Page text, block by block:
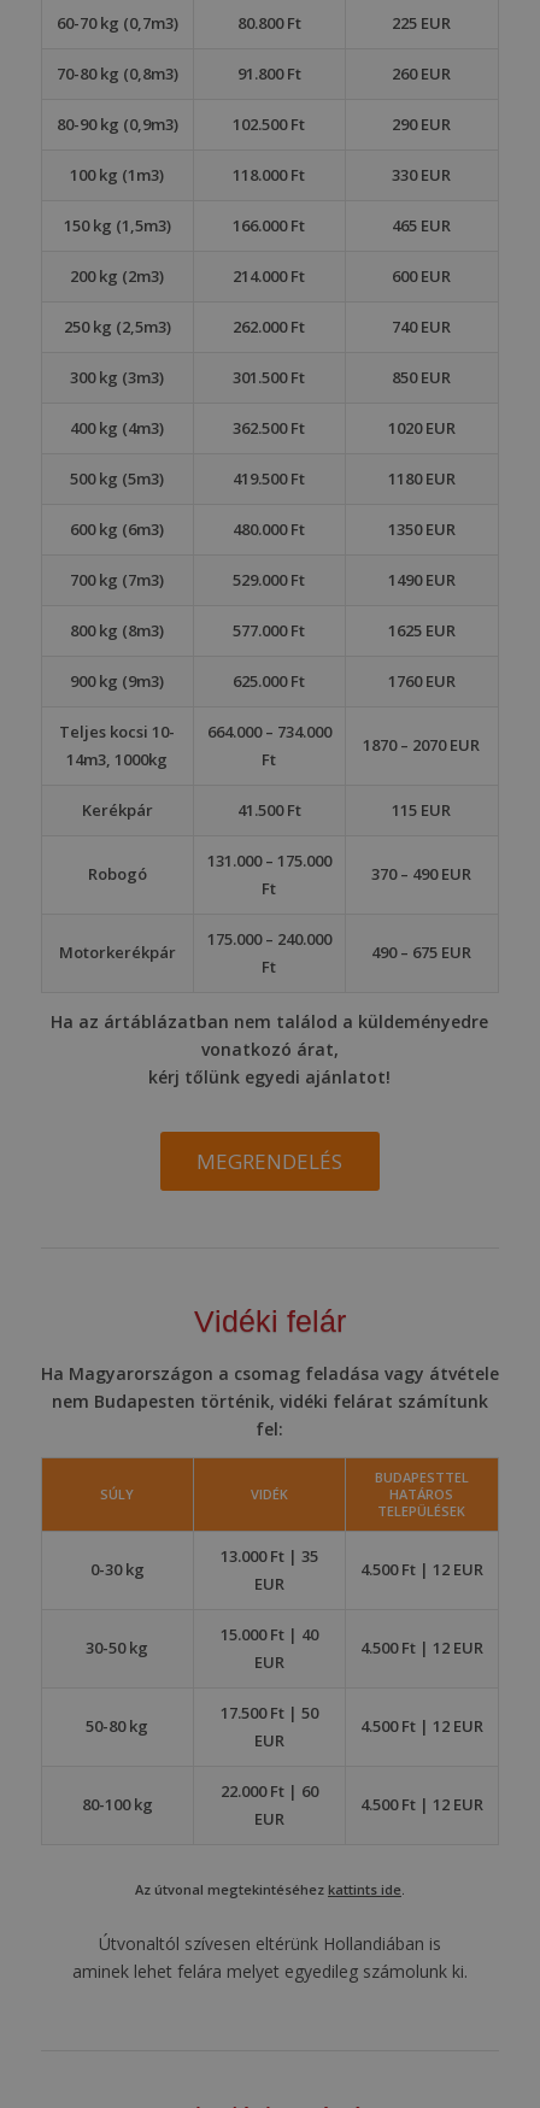
60-70 kg (0,7m3) 80.800 Ft 225 EUR
70-80 kg (0,8m3) 91.800 Ft 260 EUR
80-90 kg (0,9m3) 102.500 Ft 290 EUR
100 kg (1m3) 118.000 Ft 330 EUR
150 kg (1,5m3) 166.000 Ft 465 EUR
200 kg (2m3) 214.000 Ft 600 EUR
250 kg (2,5m3) 262.000 Ft 740 EUR
300 kg (3m3) 301.500 Ft 850 EUR
400 kg (4m3) 362.500 Ft 1020 EUR
500 kg (5m3) 419.500 Ft 1180 EUR
600 kg (6m3) 480.000 Ft 1350 EUR
700 kg (7m3) 529.000 Ft 1490 EUR
800 kg (8m3) 577.000 Ft 1625 EUR
900 kg (9m3) 625.000 Ft 1760 EUR
Teljes kocsi 10-
14m3, 1000kg
664.000 – 734.000
Ft
1870 – 2070 EUR
Kerékpár 41.500 Ft 115 EUR
Robogó
131.000 – 175.000
Ft
370 – 490 EUR
Motorkerékpár
175.000 – 240.000
Ft
490 – 675 EUR
Ha az ártáblázatban nem találod a küldeményedre
vonatkozó árat,
kérj tőlünk egyedi ajánlatot!
MEGRENDELÉS
Vidéki felár
Ha Magyarországon a csomag feladása vagy átvétele
nem Budapesten történik, vidéki felárat számítunk
fel:
SÚLY VIDÉK
BUDAPESTTEL
HATÁROS
TELEPÜLÉSEK
0-30 kg
13.000 Ft | 35
EUR
4.500 Ft | 12 EUR
30-50 kg
15.000 Ft | 40
EUR
4.500 Ft | 12 EUR
50-80 kg
17.500 Ft | 50
EUR
4.500 Ft | 12 EUR
80-100 kg
22.000 Ft | 60
EUR
4.500 Ft | 12 EUR
Az útvonal megtekintéséhez kattints ide.
Útvonaltól szívesen eltérünk Hollandiában is
aminek lehet felára melyet egyedileg számolunk ki.